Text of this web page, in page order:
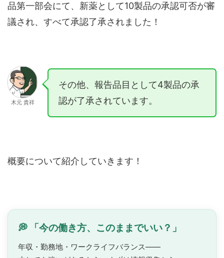
品第一部会にて、新薬として10製品の承認可否が審
議され、すべて承認了承されました！
木元 貴祥
その他、報告品目として4製品の承
認が了承されています。
概要について紹介していきます！
💭 「今の働き方、このままでいい？」
年収・勤務地・ワークライフバランス——